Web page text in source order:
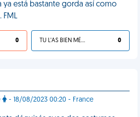
ya está bastante gorda así como
FML
0 TU L'AS BIEN MÉRITÉ 0
- 18/08/2023 00:20 - France